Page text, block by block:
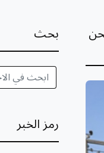
بحث
رمز الخبر